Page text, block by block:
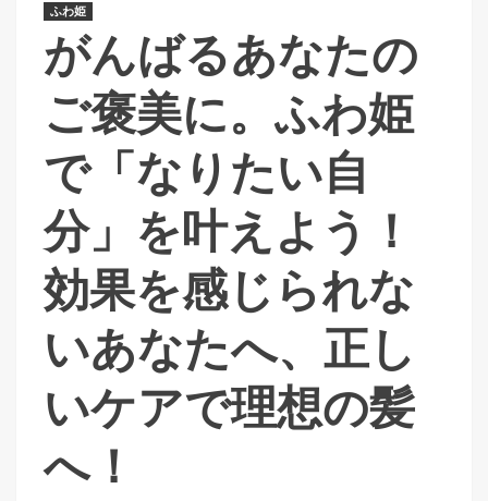
ふわ姫
がんばるあなたの
ご褒美に。ふわ姫
で「なりたい自
分」を叶えよう！
効果を感じられな
いあなたへ、正し
いケアで理想の髪
へ！